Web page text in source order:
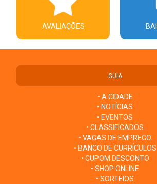
AVALIAÇÕES
GUIA
• A CIDADE
• NOTÍCIAS
• EVENTOS
• CLASSIFICADOS
• VAGAS DE EMPREGO
• BANCO DE CURRÍCULOS
• CUPOM DESCONTO
• SHOP ONLINE
• SORTEIOS